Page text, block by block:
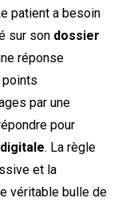
patient a besoin
sur son dossier
réponse
points
par une
pour
. La règle
et la
véritable bulle de